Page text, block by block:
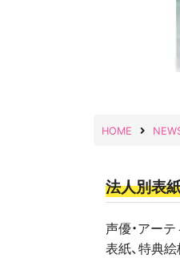
HOME
法人別表
声優・アー
表紙、特典